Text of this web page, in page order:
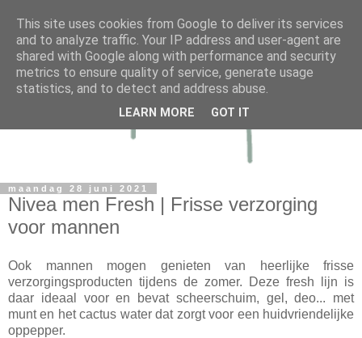
maandag 28 juni 2021
Nivea men Fresh | Frisse verzorging
voor mannen
Ook mannen mogen genieten van heerlijke frisse
verzorgingsproducten tijdens de zomer. Deze fresh lijn is
daar ideaal voor en bevat scheerschuim, gel, deo... met
munt en het cactus water dat zorgt voor een huidvriendelijke
oppepper.
This site uses cookies from Google to deliver its services
and to analyze traffic. Your IP address and user-agent are
shared with Google along with performance and security
metrics to ensure quality of service, generate usage
statistics, and to detect and address abuse.
LEARN MORE GOT IT